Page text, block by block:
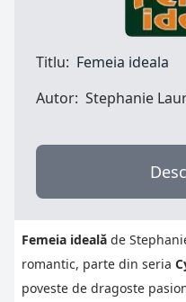
Titlu: Femeia ideala
Autor: Stephanie
Femeia ideală de
romantic, parte din seria
poveste de dragoste